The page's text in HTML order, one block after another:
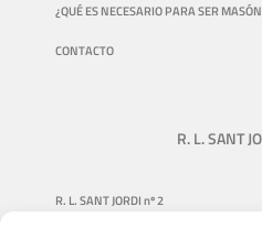
¿QUÉ ES NECESARIO PARA SER
CONTACTO
R. L. SANT
R. L. SANT JORDI nº 2